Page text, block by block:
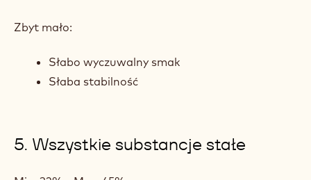
Zbyt mało:
Słabo wyczuwalny smak
Słaba stabilność
5. Wszystkie substancje stałe